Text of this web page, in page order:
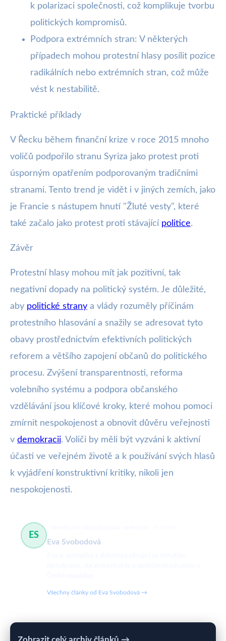
k polarizaci společnosti, což komplikuje tvorbu
politických kompromisů.
Podpora extrémních stran: V některých
případech mohou protestní hlasy posílit pozice
radikálních nebo extrémních stran, což může
vést k nestabilitě.
Praktické příklady
V Řecku během finanční krize v roce 2015 mnoho
voličů podpořilo stranu Syriza jako protest proti
úsporným opatřením podporovaným tradičními
stranami. Tento trend je vidět i v jiných zemích, jako
je Francie s nástupem hnutí "Žluté vesty", které
také začalo jako protest proti stávající politice.
Závěr
Protestní hlasy mohou mít jak pozitivní, tak
negativní dopady na politický systém. Je důležité,
aby politické strany a vlády rozuměly příčinám
protestního hlasování a snažily se adresovat tyto
obavy prostřednictvím efektivních politických
reforem a většího zapojení občanů do politického
procesu. Zvýšení transparentnosti, reforma
volebního systému a podpora občanského
vzdělávání jsou klíčové kroky, které mohou pomoci
zmírnit nespokojenost a obnovit důvěru veřejnosti
v demokracii. Voliči by měli být vyzváni k aktivní
účasti ve veřejném životě a k používání svých hlasů
k vyjádření konstruktivní kritiky, nikoli jen
nespokojenosti.
ES
Eva Svobodová
Všechny články od Eva Svobodová →